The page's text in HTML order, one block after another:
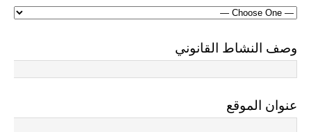
وصف النشاط القانوني
عنوان الموقع